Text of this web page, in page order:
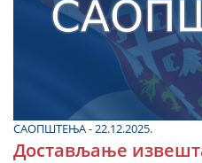
САОПШТЕЊА - 22.12.2025.
Достављање